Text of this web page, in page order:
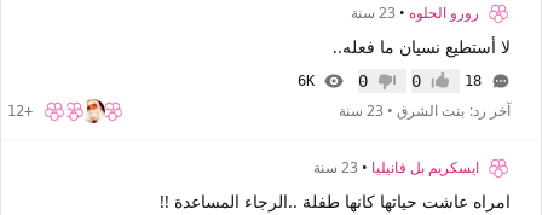
رورو الحلوه • 23 سنة
لا أستطيع نسيان ما فعله..
18 إعجاب0 عدم إعجاب
0
6K
آخر رد: بنت الشرق • 23 سنة +12
ايسكريم بل فانيليا • 23 سنة
امراه عاشت حياتها كانها طفلة ..الرجاء المساعدة !!